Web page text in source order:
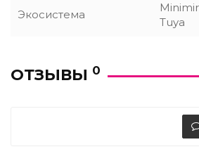
Экосистема
Tuya
ОТЗЫВЫ 0